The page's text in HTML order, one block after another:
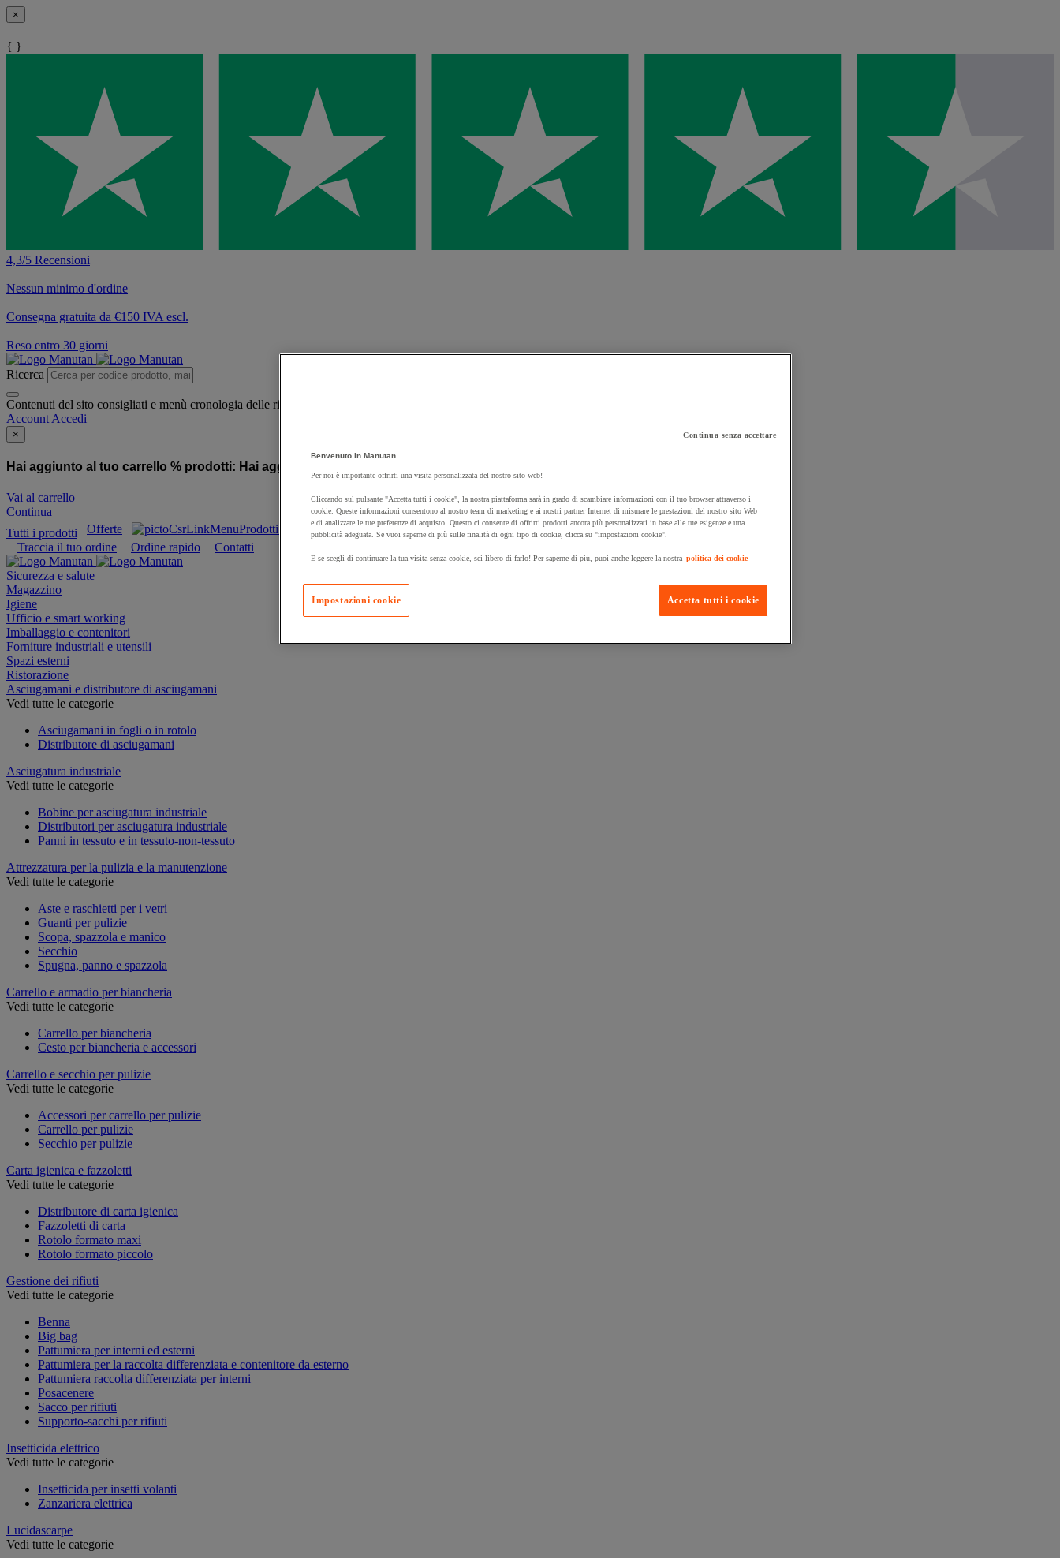
×
{ }
4,3/5 Recensioni
Nessun minimo d'ordine
Consegna gratuita da €150 IVA escl.
Reso entro 30 giorni
Ricerca
Contenuti del sito consigliati e menù cronologia delle ricerche
Account Accedi
×
Hai aggiunto al tuo carrello % prodotti: Hai aggiunto al tuo carrello un prodotto:
Vai al carrello
Continua
Tutti i prodotti
Offerte Prodotti sostenibili Manutan Expert
Prodotti in pronta consegna
Traccia il tuo ordine
Ordine rapido Contatti
Sicurezza e salute
Magazzino
Igiene
Ufficio e smart working
Imballaggio e contenitori
Forniture industriali e utensili
Spazi esterni
Ristorazione
Asciugamani e distributore di asciugamani
Vedi tutte le categorie
Asciugamani in fogli o in rotolo
Distributore di asciugamani
Asciugatura industriale
Vedi tutte le categorie
Bobine per asciugatura industriale
Distributori per asciugatura industriale
Panni in tessuto e in tessuto-non-tessuto
Attrezzatura per la pulizia e la manutenzione
Vedi tutte le categorie
Aste e raschietti per i vetri
Guanti per pulizie
Scopa, spazzola e manico
Secchio
Spugna, panno e spazzola
Carrello e armadio per biancheria
Vedi tutte le categorie
Carrello per biancheria
Cesto per biancheria e accessori
Carrello e secchio per pulizie
Vedi tutte le categorie
Accessori per carrello per pulizie
Carrello per pulizie
Secchio per pulizie
Carta igienica e fazzoletti
Vedi tutte le categorie
Distributore di carta igienica
Fazzoletti di carta
Rotolo formato maxi
Rotolo formato piccolo
Gestione dei rifiuti
Vedi tutte le categorie
Benna
Big bag
Pattumiera per interni ed esterni
Pattumiera per la raccolta differenziata e contenitore da esterno
Pattumiera raccolta differenziata per interni
Posacenere
Sacco per rifiuti
Supporto-sacchi per rifiuti
Insetticida elettrico
Vedi tutte le categorie
Insetticida per insetti volanti
Zanzariera elettrica
Lucidascarpe
Vedi tutte le categorie
Continua senza accettare
Benvenuto in Manutan
Per noi è importante offrirti una visita personalizzata del nostro sito web!
Cliccando sul pulsante "Accetta tutti i cookie", la nostra piattaforma sarà in grado di scambiare informazioni con il tuo browser attraverso i
cookie. Queste informazioni consentono al nostro team di marketing e ai nostri partner Internet di misurare le prestazioni del nostro sito Web
e di analizzare le tue preferenze di acquisto. Questo ci consente di offrirti prodotti ancora più personalizzati in base alle tue esigenze e una
pubblicità adeguata. Se vuoi saperne di più sulle finalità di ogni tipo di cookie, clicca su "impostazioni cookie".
E se scegli di continuare la tua visita senza cookie, sei libero di farlo! Per saperne di più, puoi anche leggere la nostra politica dei cookie
Accetta tutti i cookie
Impostazioni cookie